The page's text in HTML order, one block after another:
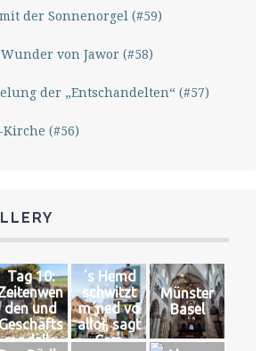
der Sonnenorgel (#59)
von Jawor (#58)
der „Entschandelten“ (#57)
(#56)
Tag 10:
den und
modelle
´s Hemd
schwitzt
m´ned vo
alloi, sagt
Cem
Münster
Basel